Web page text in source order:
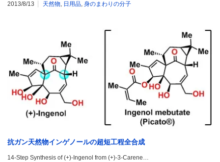
2013/8/13 天然物, 日用品, 身のまわりの分子
抗ガン天然物インゲノールの超短工程全合成
14-Step Synthesis of (+)-Ingenol from (+)-3-Carene…